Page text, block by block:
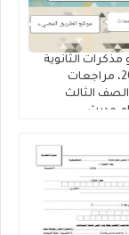
الثانوية
العامة 2023، مراجعات
الثالث
حديث